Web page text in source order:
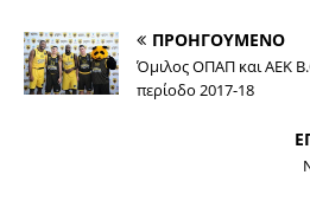
ΠΡΟΗΓΟΥΜΕΝΟ
Όμιλος ΟΠΑΠ και ΑΕΚ
περίοδο 2017-18